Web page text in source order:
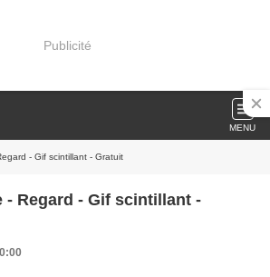
Publicité
MENU
- Gif scintillant - Gratuit
- Regard - Gif scintillant -